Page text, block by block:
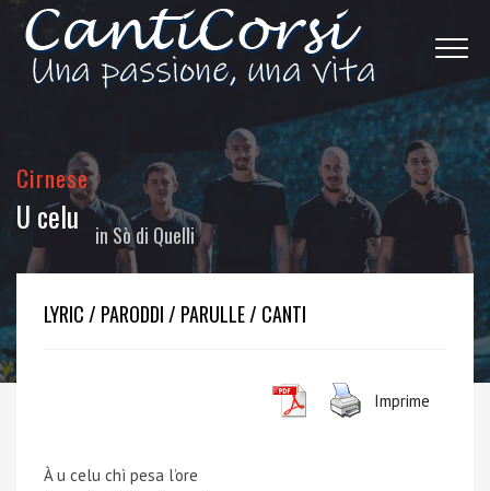
Cirnese
U celu inSò di Quelli
LYRIC / PARODDI / PARULLE / CANTI
Imprime
À u celu chì pesa l’ore